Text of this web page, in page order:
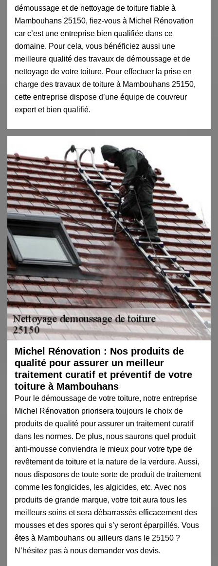
démoussage et de nettoyage de toiture fiable à
Mambouhans 25150, fiez-vous à Michel Rénovation
car c’est une entreprise bien qualifiée dans ce
domaine. Pour cela, vous bénéficiez aussi une
meilleure qualité des travaux de démoussage et de
nettoyage de votre toiture. Pour effectuer la prise en
charge des travaux de toiture à Mambouhans 25150,
cette entreprise dispose d’une équipe de couvreur
expert et bien qualifié.
Michel Rénovation : Nos produits de
qualité pour assurer un meilleur
traitement curatif et préventif de votre
toiture à Mambouhans
Pour le démoussage de votre toiture, notre entreprise
Michel Rénovation priorisera toujours le choix de
produits de qualité pour assurer un traitement curatif
dans les normes. De plus, nous saurons quel produit
anti-mousse conviendra le mieux pour votre type de
revêtement de toiture et la nature de la verdure. Aussi,
nous disposons de toute sorte de produit de traitement
comme les fongicides, les algicides, etc. Avec nos
produits de grande marque, votre toit aura tous les
meilleurs soins et sera débarrassés efficacement des
mousses et des spores qui s’y seront éparpillés. Vous
êtes à Mambouhans ou ailleurs dans le 25150 ?
N’hésitez pas à nous demander vos devis.